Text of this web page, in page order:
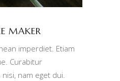
MAKER
imperdiet. Etiam
Curabitur
nam eget dui.